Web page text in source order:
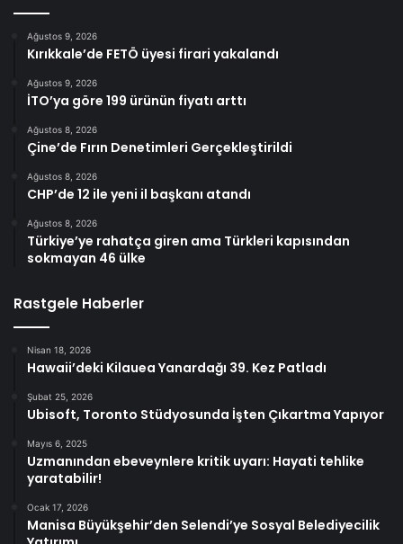
Ağustos 9, 2026
Kırıkkale’de FETÖ üyesi firari yakalandı
Ağustos 9, 2026
İTO’ya göre 199 ürünün fiyatı arttı
Ağustos 8, 2026
Çine’de Fırın Denetimleri Gerçekleştirildi
Ağustos 8, 2026
CHP’de 12 ile yeni il başkanı atandı
Ağustos 8, 2026
Türkiye’ye rahatça giren ama Türkleri kapısından
sokmayan 46 ülke
Rastgele Haberler
Nisan 18, 2026
Hawaii’deki Kilauea Yanardağı 39. Kez Patladı
Şubat 25, 2026
Ubisoft, Toronto Stüdyosunda İşten Çıkartma Yapıyor
Mayıs 6, 2025
Uzmanından ebeveynlere kritik uyarı: Hayati tehlike
yaratabilir!
Ocak 17, 2026
Manisa Büyükşehir’den Selendi’ye Sosyal Belediyecilik